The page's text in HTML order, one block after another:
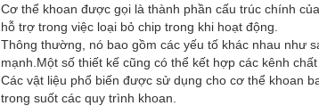
Cơ thể khoan được gọi là thành phần cấu trúc chính
hỗ trợ trong việc loại bỏ chip trong khi hoạt động.
Thông thường, nó bao gồm các yếu tố khác nhau như
mạnh.Một số thiết kế cũng có thể kết hợp các kênh
Các vật liệu phổ biến được sử dụng cho cơ thể khoan
trong suốt các quy trình khoan.